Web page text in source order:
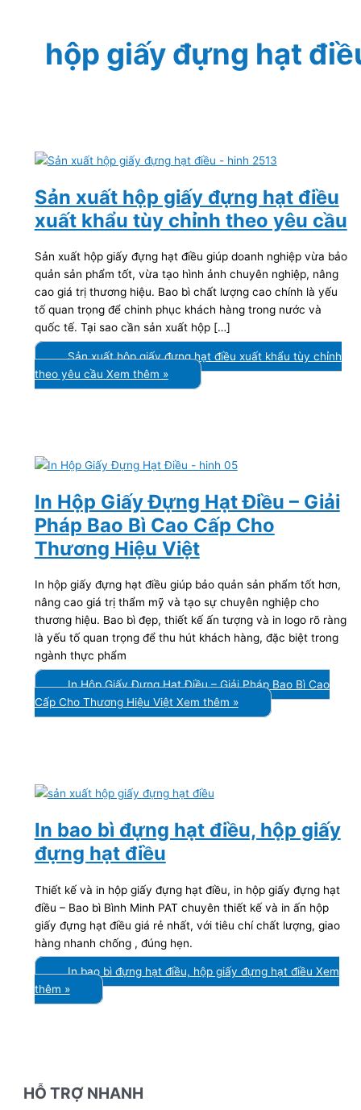
hộp giấy đựng hạt
Sản xuất hộp giấy đựng hạt điều
xuất khẩu tùy chỉnh theo yêu cầu
Sản xuất hộp giấy đựng hạt điều giúp doanh nghiệp vừa bảo
quản sản phẩm tốt, vừa tạo hình ảnh chuyên nghiệp, nâng
cao giá trị thương hiệu. Bao bì chất lượng cao chính là yếu
tố quan trọng để chinh phục khách hàng trong nước và
quốc tế. Tại sao cần sản xuất hộp […]
Sản xuất hộp giấy đựng hạt điều xuất khẩu tùy chỉnh
theo yêu cầu Xem thêm »
In Hộp Giấy Đựng Hạt Điều – Giải
Pháp Bao Bì Cao Cấp Cho
Thương Hiệu Việt
In hộp giấy đựng hạt điều giúp bảo quản sản phẩm tốt hơn,
nâng cao giá trị thẩm mỹ và tạo sự chuyên nghiệp cho
thương hiệu. Bao bì đẹp, thiết kế ấn tượng và in logo rõ ràng
là yếu tố quan trọng để thu hút khách hàng, đặc biệt trong
ngành thực phẩm
In Hộp Giấy Đựng Hạt Điều – Giải Pháp Bao Bì Cao
Cấp Cho Thương Hiệu ViệtXem thêm »
In bao bì đựng hạt điều, hộp giấy
đựng hạt điều
Thiết kế và in hộp giấy đựng hạt điều, in hộp giấy đựng hạt
điều – Bao bì Bình Minh PAT chuyên thiết kế và in ấn hộp
giấy đựng hạt điều giá rẻ nhất, với tiêu chí chất lượng, giao
hàng nhanh chống , đúng hẹn.
In bao bì đựng hạt điều, hộp giấy đựng hạt điều Xem
thêm »
HỖ TRỢ NHANH